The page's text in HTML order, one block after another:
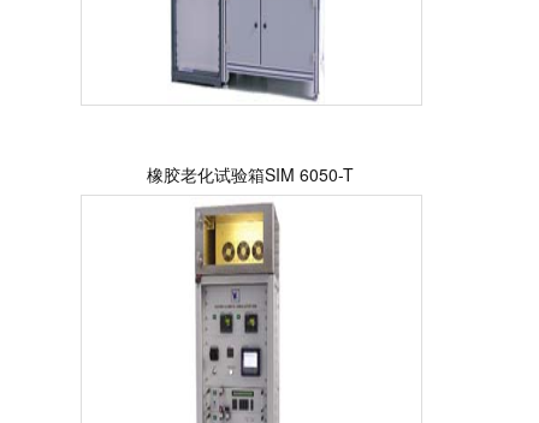
橡胶老化试验箱SIM 6050-T